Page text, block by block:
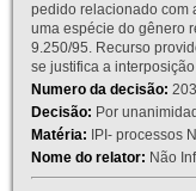
pedido relacionado com
uma espécie do gênero
9.250/95. Recurso
se justifica a
Numero da decisão:
Decisão: Por
Matéria: IPI- processos
Nome do relator: Não